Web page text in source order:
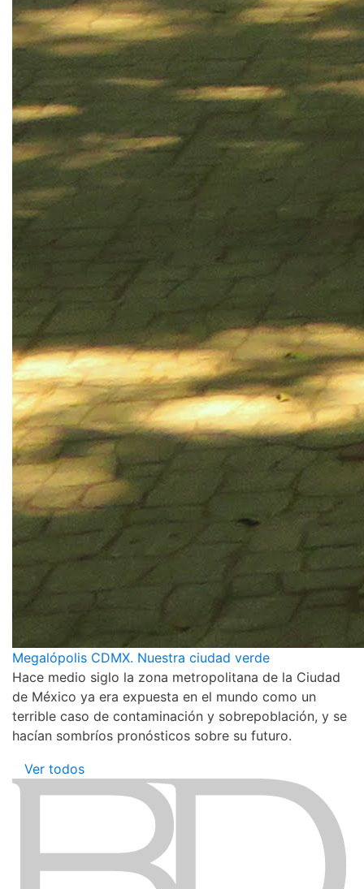
Megalópolis CDMX. Nuestra ciudad verde
Hace medio siglo la zona metropolitana de la Ciudad
de México ya era expuesta en el mundo como un
terrible caso de contaminación y sobrepoblación, y se
hacían sombríos pronósticos sobre su futuro.
Ver todos